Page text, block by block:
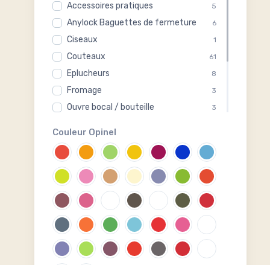
Accessoires pratiques 5
Anylock Baguettes de fermeture 6
Ciseaux 1
Couteaux 61
Eplucheurs 8
Fromage 3
Ouvre bocal / bouteille 3
Presser, Casser et Dénoyauter
Râpes / Moulinettes 10
Tout pour les agrumes 7
Ustensiles de préparation
Couleur Opinel